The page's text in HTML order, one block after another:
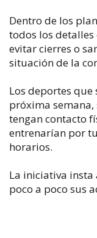
Dentro de los
todos los
evitar cierres o
situación de la
Los deportes
próxima
tengan contacto
entrenarían por
horarios.
La iniciativa
poco a poco sus